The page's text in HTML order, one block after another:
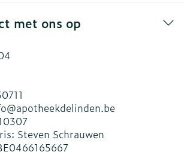
met ons op
apotheekdelinden.be
Steven Schrauwen